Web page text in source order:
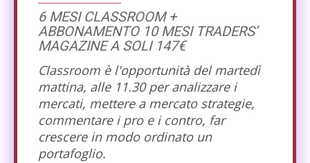
6 MESI CLASSROOM +
ABBONAMENTO 10 MESI TRADERS’
MAGAZINE A SOLI 147€
Classroom è l'opportunità del martedì
mattina, alle 11.30 per analizzare i
mercati, mettere a mercato strategie,
commentare i pro e i contro, far
crescere in modo ordinato un
portafoglio.